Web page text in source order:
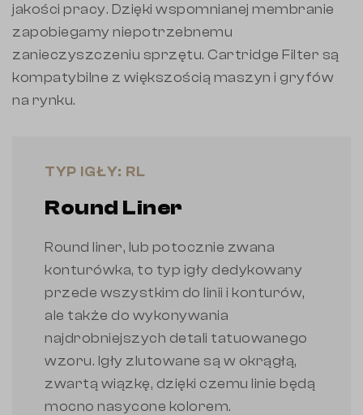
jakości pracy. Dzięki wspomnianej membranie
zapobiegamy niepotrzebnemu
zanieczyszczeniu sprzętu. Cartridge Filter są
kompatybilne z większością maszyn i gryfów
na rynku.
TYP IGŁY: RL
Round Liner
Round liner, lub potocznie zwana
konturówka, to typ igły dedykowany
przede wszystkim do linii i konturów,
ale także do wykonywania
najdrobniejszych detali tatuowanego
wzoru. Igły zlutowane są w okrągłą,
zwartą wiązkę, dzięki czemu linie będą
mocno nasycone kolorem.